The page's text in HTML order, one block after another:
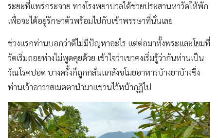
ระยะที่แพร่กระจาย ทางโรงพยาบาลได้ช่วยประสานหาวัดให้พัก
เพื่อจะได้อยู่รักษาตัวพร้อมไปกับเข้าพรรษาที่นั่นเลย
ช่วงแรกท่านบอกว่าดีไม่มีปัญหาอะไร แต่ต่อมาทั้งพระและโยมที่
วัดเริ่มถอยห่างไม่พูดคุยด้วย เข้าใจว่าเขาคงเริ่มรู้ว่ากันท่านเป็น
วัณโรคปอด บางครั้งก็ถูกกลั่นแกล้งขโมยอาหารบ้างยาบ้างซึ่ง
ท่านเจ้าอาวาสเมตตานำมาแขวนไว้หน้ากุฏิไป